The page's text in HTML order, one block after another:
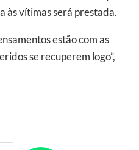
às vítimas será prestada.
estão com as
se recuperem logo”,